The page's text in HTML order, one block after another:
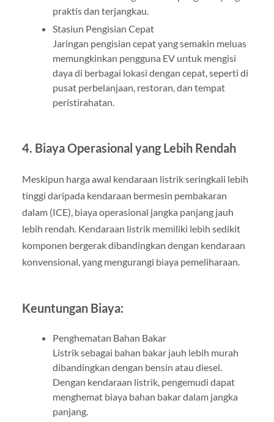
praktis dan terjangkau.
Stasiun Pengisian Cepat
Jaringan pengisian cepat yang semakin meluas
memungkinkan pengguna EV untuk mengisi
daya di berbagai lokasi dengan cepat, seperti di
pusat perbelanjaan, restoran, dan tempat
peristirahatan.
4. Biaya Operasional yang Lebih Rendah
Meskipun harga awal kendaraan listrik seringkali lebih
tinggi daripada kendaraan bermesin pembakaran
dalam (ICE), biaya operasional jangka panjang jauh
lebih rendah. Kendaraan listrik memiliki lebih sedikit
komponen bergerak dibandingkan dengan kendaraan
konvensional, yang mengurangi biaya pemeliharaan.
Keuntungan Biaya:
Penghematan Bahan Bakar
Listrik sebagai bahan bakar jauh lebih murah
dibandingkan dengan bensin atau diesel.
Dengan kendaraan listrik, pengemudi dapat
menghemat biaya bahan bakar dalam jangka
panjang.